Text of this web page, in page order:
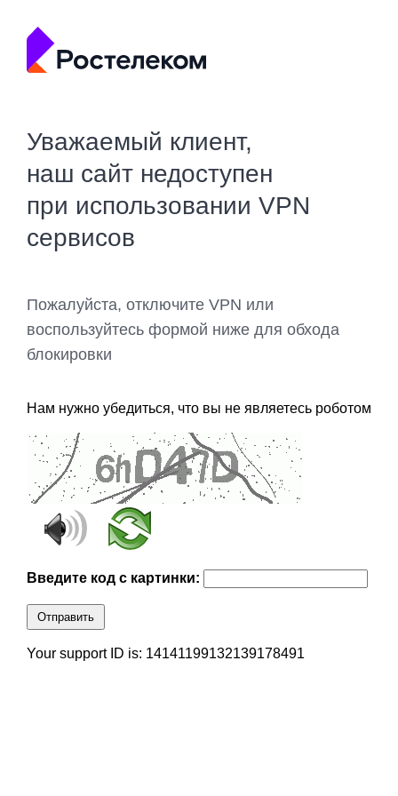
Уважаемый клиент,
наш сайт недоступен
при использовании VPN
сервисов
Пожалуйста, отключите VPN или
воспользуйтесь формой ниже для обхода
блокировки
Нам нужно убедиться, что вы не являетесь роботом
Введите код с картинки:
Отправить
Your support ID is: 14141199132139178491